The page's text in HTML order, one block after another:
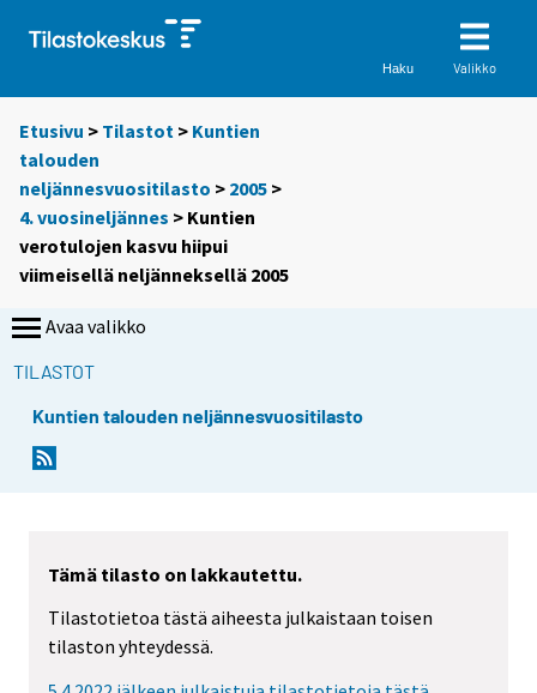
Haku Valikko
Etusivu > Tilastot > Kuntien
talouden
neljännesvuositilasto > 2005 >
4. vuosineljännes > Kuntien
verotulojen kasvu hiipui
viimeisellä neljänneksellä 2005
Avaa valikko
TILASTOT
Kuntien talouden neljännesvuositilasto
Tämä tilasto on lakkautettu.
Tilastotietoa tästä aiheesta julkaistaan toisen
tilaston yhteydessä.